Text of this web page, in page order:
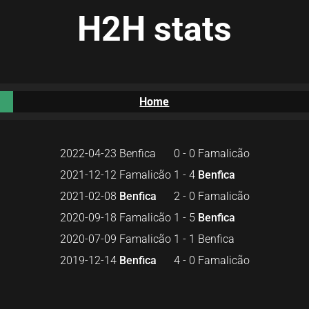
H2H stats
Home
2022-04-23 Benfica 0 - 0 Famalicão
2021-12-12 Famalicão 1 - 4 Benfica
2021-02-08 Benfica 2 - 0 Famalicão
2020-09-18 Famalicão 1 - 5 Benfica
2020-07-09 Famalicão 1 - 1 Benfica
2019-12-14 Benfica 4 - 0 Famalicão